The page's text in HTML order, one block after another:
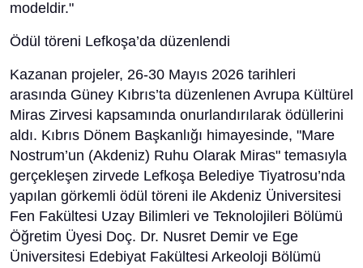
modeldir."
Ödül töreni Lefkoşa’da düzenlendi
Kazanan projeler, 26-30 Mayıs 2026 tarihleri
arasında Güney Kıbrıs’ta düzenlenen Avrupa Kültürel
Miras Zirvesi kapsamında onurlandırılarak ödüllerini
aldı. Kıbrıs Dönem Başkanlığı himayesinde, "Mare
Nostrum’un (Akdeniz) Ruhu Olarak Miras" temasıyla
gerçekleşen zirvede Lefkoşa Belediye Tiyatrosu’nda
yapılan görkemli ödül töreni ile Akdeniz Üniversitesi
Fen Fakültesi Uzay Bilimleri ve Teknolojileri Bölümü
Öğretim Üyesi Doç. Dr. Nusret Demir ve Ege
Üniversitesi Edebiyat Fakültesi Arkeoloji Bölümü